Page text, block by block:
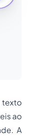
texto
ao
A